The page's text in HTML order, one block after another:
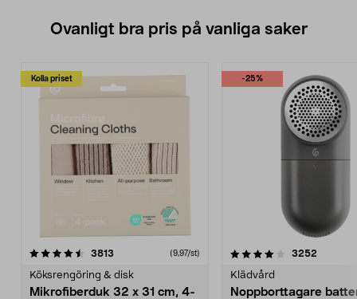
Ovanligt bra pris på vanliga saker
Kolla priset
3813 (9,97/st)
Köksrengöring & disk
Mikrofiberduk 32 x 31 cm, 4-
-25%
4.0av 5 stjärnor 3252
Klädvård
Noppborttagare
4.5av 5 stjärnor